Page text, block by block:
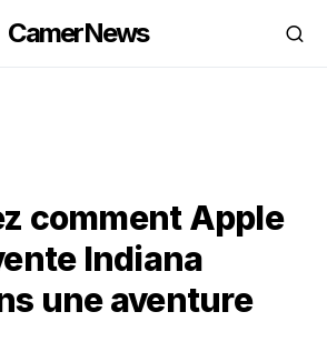
CamerNews
comment Apple
Indiana
une aventure